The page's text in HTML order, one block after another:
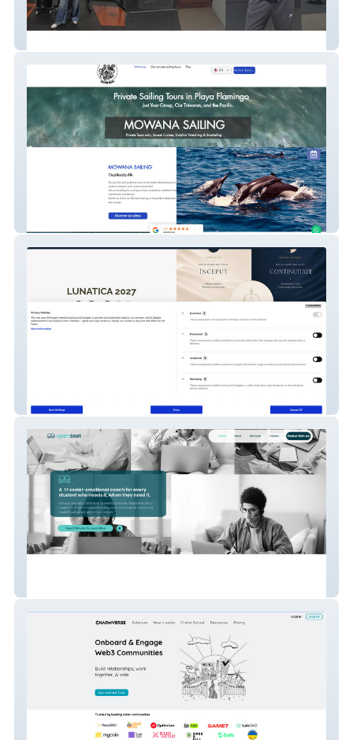
Mowanasailing
Lunatica